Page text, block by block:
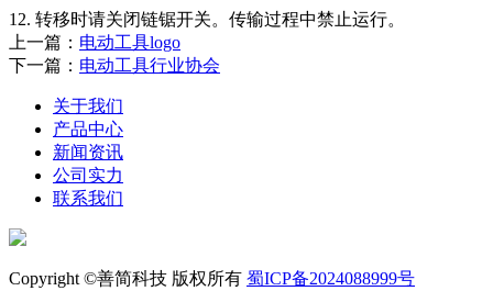
12. 转移时请关闭链锯开关。传输过程中禁止运行。
上一篇： 电动工具logo
下一篇： 电动工具行业协会
关于我们
产品中心
新闻资讯
公司实力
联系我们
Copyright ©善简科技 版权所有 蜀ICP备2024088999号